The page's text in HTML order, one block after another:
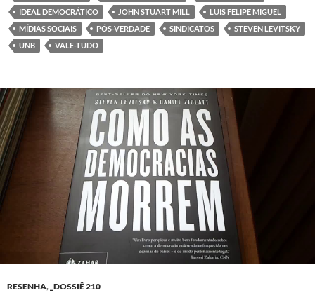
IDEAL DEMOCRÁTICO
JOHN STUART MILL
LUIS FELIPE MIGUEL
MÍDIAS SOCIAIS
PÓS-VERDADE SINDICATOS
STEVEN LEVITSKY
UNB
VALE-TUDO
RESENHA, _DOSSIÊ 210